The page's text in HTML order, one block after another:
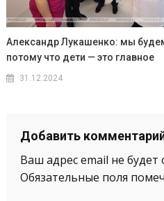
Александр Лукашенко: мы
потому что дети — это главное
31.12.2024
Добавить
Ваш адрес email не будет
Обязательные поля